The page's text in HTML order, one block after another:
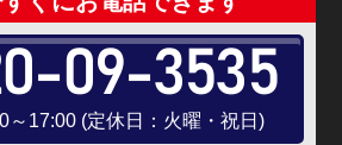
09-3535
～17:00 (定休日：火曜・祝日)